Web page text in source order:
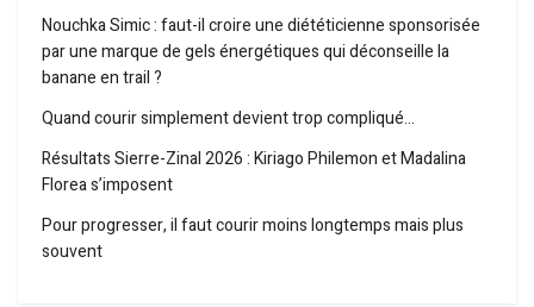
Nouchka Simic : faut-il croire une diététicienne sponsorisée
par une marque de gels énergétiques qui déconseille la
banane en trail ?
Quand courir simplement devient trop compliqué…
Résultats Sierre-Zinal 2026 : Kiriago Philemon et Madalina
Florea s’imposent
Pour progresser, il faut courir moins longtemps mais plus
souvent